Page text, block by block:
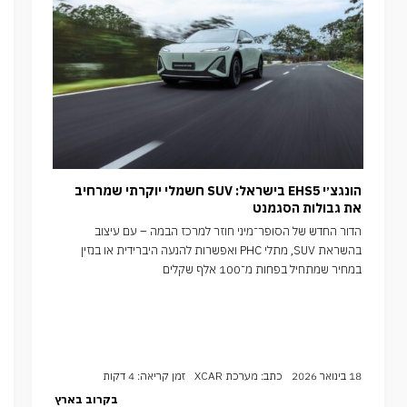
הונגצ׳י EHS5 בישראל: SUV חשמלי יוקרתי שמרחיב
את גבולות הסגמנט
הדור החדש של הסופר־מיני חוזר למרכז הבמה – עם עיצוב
בהשראת SUV, מתלי PHC ואפשרות להנעה היברידית או בנזין
במחיר שמתחיל בפחות מ־100 אלף שקלים
18 בינואר 2026 כתב: מערכת XCAR
זמן קריאה: 4 דקות
בקרוב בארץ